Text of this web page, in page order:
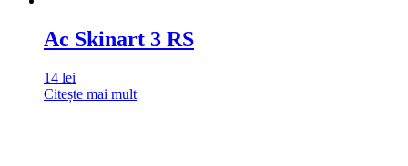
Ac Skinart 3 RS
14 lei
Citește mai mult